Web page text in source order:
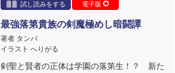
試し読みをする
電子版
最強落第貴族の剣魔極めし暗闘譚
著者 タンバ
イラスト へりがる
剣聖と賢者の正体は学園の落第生！？ 新た